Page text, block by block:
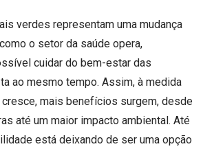
verdes representam uma mudança
o setor da saúde opera,
cuidar do bem-estar das
ao mesmo tempo. Assim, à medida
mais benefícios surgem, desde
até um maior impacto ambiental. Até
está deixando de ser uma opção